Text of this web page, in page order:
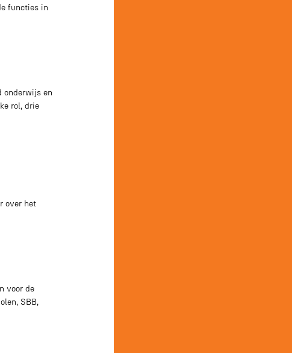
functies in
onderwijs en
rol, drie
over het
voor de
SBB,